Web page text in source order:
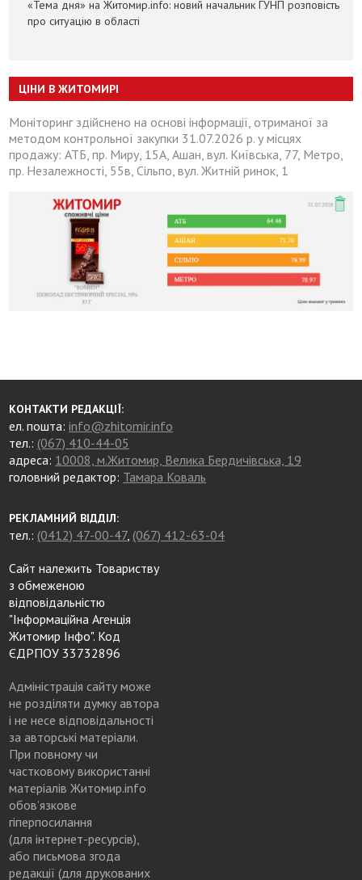
«Тема дня» на Житомир.info: новий начальник ГУНП розповість
про ситуацію в області
ЦІНИ В ЖИТОМИРІ
Моніторинг здійснено на основі інформації, отриманої за
методом контрольної закупки 31.07.2026 р. у місцях
продажу: АТБ, пр. Миру, 15А, Ашан, вул. Київська, 77, Метро,
пр. Незалежності, 55в, Сільпо, вул. Житній ринок, 1
КОНТАКТИ РЕДАКЦІЇ:
ел. пошта:info@zhitomir.info
тел.: (067) 410-44-05
адреса: 10008, м.Житомир, Велика Бердичівська, 19
головний редактор: Тамара Коваль
РЕКЛАМНИЙ ВІДДІЛ:
тел.: (0412) 47-00-47, (067) 412-63-04
Сайт належить Товариству
з обмеженою
відповідальністю
"Інформаційна Агенція
Житомир Інфо". Код
ЄДРПОУ 33732896
Адміністрація сайту може
не розділяти думку автора
і не несе відповідальності
за авторські матеріали.
При повному чи
частковому використанні
матеріалів Житомир.info
обов’язкове
гіперпосилання
(для інтернет-ресурсів),
або письмова згода
редакції (для друкованих